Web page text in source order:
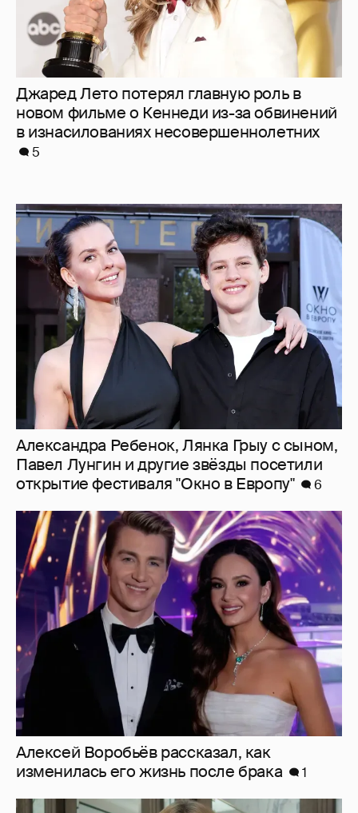
Джаред Лето потерял главную роль в
новом фильме о Кеннеди из-за обвинений
в изнасилованиях несовершеннолетних
5
Александра Ребенок, Лянка Грыу с сыном,
Павел Лунгин и другие звёзды посетили
открытие фестиваля "Окно в Европу"
6
Алексей Воробьёв рассказал, как
изменилась его жизнь после брака
1